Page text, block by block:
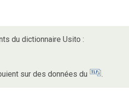
du dictionnaire Usito :
sur des données du
.